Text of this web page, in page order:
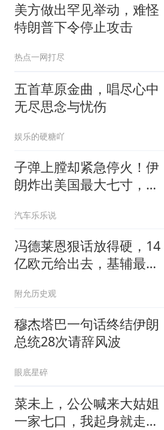
美方做出罕见举动，难怪
特朗普下令停止攻击
热点一网打尽
五首草原金曲，唱尽心中
无尽思念与忧伤
娱乐的硬糖吖
子弹上膛却紧急停火！伊
朗炸出美国最大七寸，特
汽车乐乐说
冯德莱恩狠话放得硬，14
亿欧元给出去，基辅最缺
附允历史观
穆杰塔巴一句话终结伊朗
总统28次请辞风波
眼底星碎
菜未上，公公喊来大姑姐
一家七口，我起身就走，